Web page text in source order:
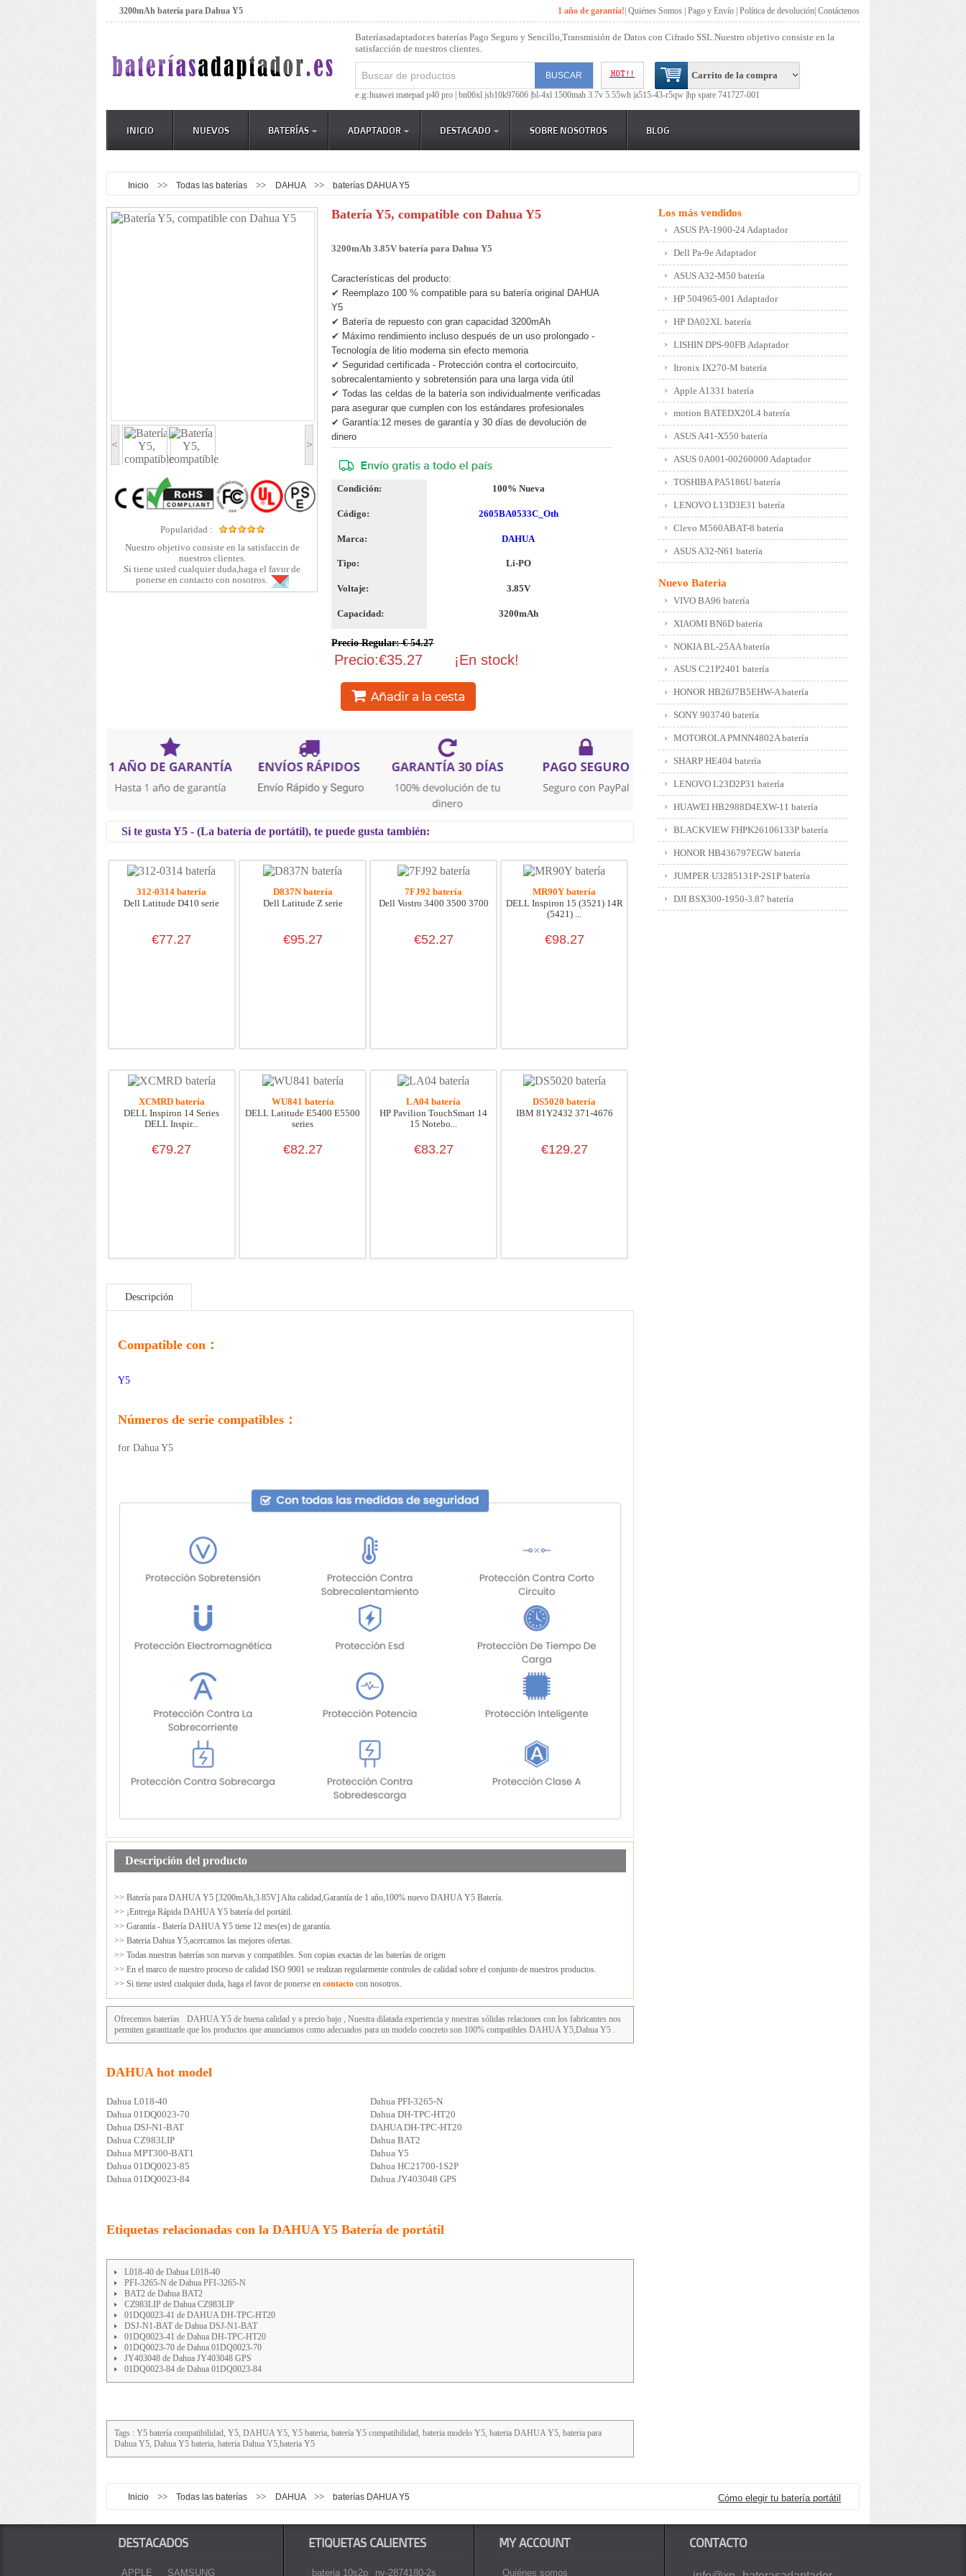
3200mAh batería para Dahua Y5 1 año de garantía! |Quiénes Somos |Pago y Envío |Política de devolución |Contáctenos
Bateríasadaptador.es baterías Pago Seguro y Sencillo,Transmisión de Datos con Cifrado SSL.Nuestro objetivo consiste en la
satisfacción de nuestros clientes.
Carrito de la compra
e.g:huawei matepad p40 pro | bn06xl | sb10k97606 | bl-4xl 1500mah 3.7v 5.55wh | a515-43-r5qw | hp spare 741727-001
INICIO NUEVOS BATERÍAS ADAPTADOR DESTACADO SOBRE NOSOTROS BLOG
Inicio >> Todas las baterías >> DAHUA >> baterías DAHUA Y5
< >
Popularidad :
Nuestro objetivo consiste en la satisfaccin de
nuestros clientes.
Si tiene usted cualquier duda,haga el favor de
ponerse en contacto con nosotros.
Batería Y5, compatible con Dahua Y5
3200mAh 3.85V batería para Dahua Y5
Características del producto:
✔ Reemplazo 100 % compatible para su batería original DAHUA
Y5
✔ Batería de repuesto con gran capacidad 3200mAh
✔ Máximo rendimiento incluso después de un uso prolongado -
Tecnología de litio moderna sin efecto memoria
✔ Seguridad certificada - Protección contra el cortocircuito,
sobrecalentamiento y sobretensión para una larga vida útil
✔ Todas las celdas de la batería son individualmente verificadas
para asegurar que cumplen con los estándares profesionales
✔ Garantía:12 meses de garantía y 30 días de devolución de
dinero
Condición: 100% Nueva
Código: 2605BA0533C_Oth
Marca: DAHUA
Tipo: Li-PO
Voltaje: 3.85V
Capacidad: 3200mAh
Precio Regular: € 54.27
Precio:€35.27 ¡En stock!
Si te gusta Y5 - (La batería de portátil), te puede gusta también:
312-0314 batería
Dell Latitude D410 serie
€77.27
D837N batería
Dell Latitude Z serie
€95.27
7FJ92 batería
Dell Vostro 3400 3500 3700
€52.27
MR90Y batería
DELL Inspiron 15 (3521) 14R
(5421) ...
€98.27
XCMRD batería
DELL Inspiron 14 Series
DELL Inspir...
€79.27
WU841 batería
DELL Latitude E5400 E5500
series
€82.27
LA04 batería
HP Pavilion TouchSmart 14
15 Notebo...
€83.27
DS5020 batería
IBM 81Y2432 371-4676
€129.27
Descripción
Compatible con：
Y5
Números de serie compatibles：
for Dahua Y5
Descripción del producto
>> Batería para DAHUA Y5[3200mAh,3.85V] Alta calidad,Garantía de 1 año,100% nuevo DAHUA Y5 Batería.
>> ¡Entrega Rápida DAHUA Y5 batería del portátil.
>> Garantía - Batería DAHUA Y5 tiene 12 mes(es) de garantía.
>> Bateria Dahua Y5,acercamos las mejores ofertas.
>> Todas nuestras baterías son nuevas y compatibles. Son copias exactas de las baterías de origen
>> En el marco de nuestro proceso de calidad ISO 9001 se realizan regularmente controles de calidad sobre el conjunto de nuestros productos.
>> Si tiene usted cualquier duda, haga el favor de ponerse en contactocon nosotros.
Ofrecemos baterías DAHUA Y5de buena calidad y a precio bajo , Nuestra dilatada experiencia y nuestras sólidas relaciones con los fabricantes nos
permiten garantizarle que los productos que anunciamos como adecuados para un modelo concreto son 100% compatibles DAHUA Y5,Dahua Y5 .
DAHUA hot model
Dahua L018-40
Dahua PFI-3265-N
Dahua 01DQ0023-70
Dahua DH-TPC-HT20
Dahua DSJ-N1-BAT
DAHUA DH-TPC-HT20
Dahua CZ983LIP
Dahua BAT2
Dahua MPT300-BAT1
Dahua Y5
Dahua 01DQ0023-85
Dahua HC21700-1S2P
Dahua 01DQ0023-84
Dahua JY403048 GPS
Etiquetas relacionadas con la DAHUA Y5 Batería de portátil
L018-40 de Dahua L018-40
PFI-3265-N de Dahua PFI-3265-N
BAT2 de Dahua BAT2
CZ983LIP de Dahua CZ983LIP
01DQ0023-41 de DAHUA DH-TPC-HT20
DSJ-N1-BAT de Dahua DSJ-N1-BAT
01DQ0023-41 de Dahua DH-TPC-HT20
01DQ0023-70 de Dahua 01DQ0023-70
JY403048 de Dahua JY403048 GPS
01DQ0023-84 de Dahua 01DQ0023-84
Tags : Y5 batería compatibilidad, Y5, DAHUA Y5, Y5 bateria, batería Y5 compatibilidad, bateria modelo Y5, bateria DAHUA Y5, bateria para
Dahua Y5, Dahua Y5 bateria, bateria Dahua Y5,bateria Y5
Los más vendidos
ASUS PA-1900-24 Adaptador
Dell Pa-9e Adaptador
ASUS A32-M50 batería
HP 504965-001 Adaptador
HP DA02XL batería
LISHIN DPS-90FB Adaptador
Itronix IX270-M batería
Apple A1331 batería
motion BATEDX20L4 batería
ASUS A41-X550 batería
ASUS 0A001-00260000 Adaptador
TOSHIBA PA5186U batería
LENOVO L13D3E31 batería
Clevo M560ABAT-8 batería
ASUS A32-N61 batería
Nuevo Bateria
VIVO BA96 batería
XIAOMI BN6D batería
NOKIA BL-25AA batería
ASUS C21P2401 batería
HONOR HB26J7B5EHW-A batería
SONY 903740 batería
MOTOROLA PMNN4802A batería
SHARP HE404 batería
LENOVO L23D2P31 batería
HUAWEI HB2988D4EXW-11 batería
BLACKVIEW FHPK26106133P batería
HONOR HB436797EGW batería
JUMPER U3285131P-2S1P batería
DJI BSX300-1950-3.87 batería
Inicio >> Todas las baterías >> DAHUA >> baterías DAHUA Y5 Cómo elegir tu batería portátil
DESTACADOS
APPLE SAMSUNG
ETIQUETAS CALIENTES
bateria 10s2p nv-2874180-2s
MY ACCOUNT
Quiénes somos
CONTACTO